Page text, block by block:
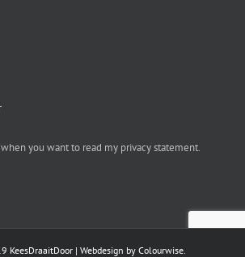
you want to read my privacy statement.
KeesDraaitDoor | Webdesign by Colourwise.